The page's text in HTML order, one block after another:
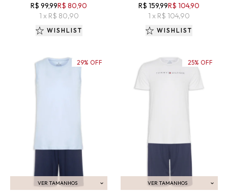
R$ 99,99R$ 80,90
1 x R$ 80,90
WISHLIST
R$ 159,99R$ 104,90
1 x R$ 104,90
WISHLIST
VER TAMANHOS
ADICIONAR AO CARRINHO
29% OFF
VER TAMANHOS
ADICIONAR AO CARRINHO
25% OFF